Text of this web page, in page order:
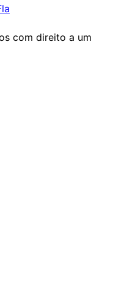
com direito a um